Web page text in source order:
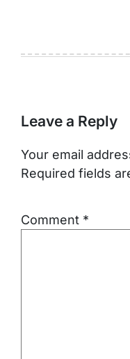
Leave a Reply
Your email
Required fields
Comment *